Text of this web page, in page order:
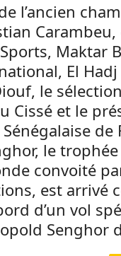
l’ancien
Carambeu,
Maktar
El Hadj
le
Cissé et le
de
le
convoité
est arrivé
d’un vol
Senghor